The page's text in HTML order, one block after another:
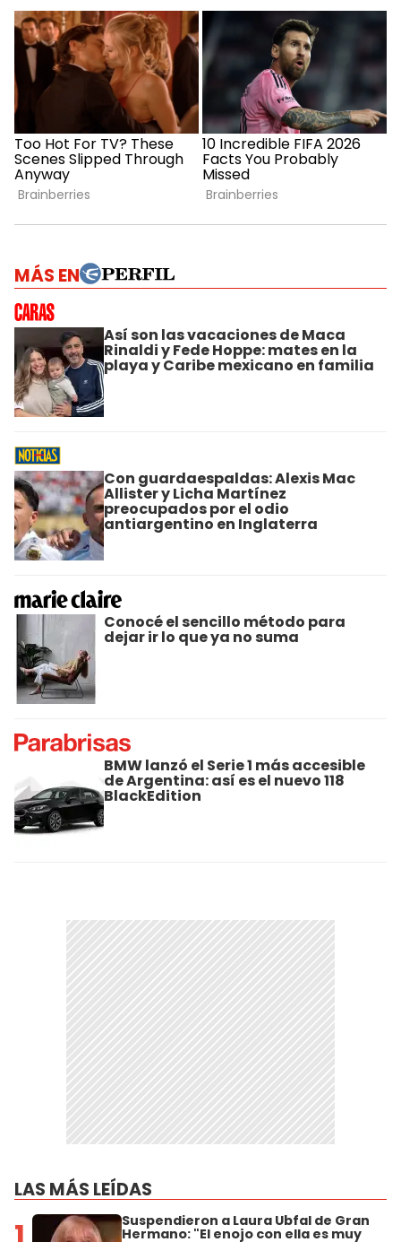
MÁS EN
Así son las vacaciones de Maca
Rinaldi y Fede Hoppe: mates en la
playa y Caribe mexicano en familia
Con guardaespaldas: Alexis Mac
Allister y Licha Martínez
preocupados por el odio
antiargentino en Inglaterra
Conocé el sencillo método para
dejar ir lo que ya no suma
BMW lanzó el Serie 1 más accesible
de Argentina: así es el nuevo 118
BlackEdition
LAS MÁS LEÍDAS
Suspendieron a Laura Ubfal de Gran
Hermano: "El enojo con ella es muy